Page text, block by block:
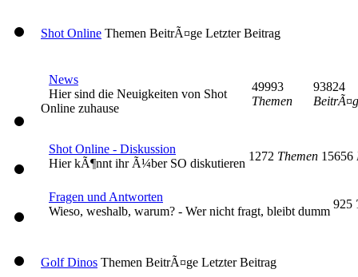
Shot Online Themen BeitrÃ¤ge Letzter Beitrag
News
Hier sind die Neuigkeiten von Shot
Online zuhause
49993
Themen
93824
Shot Online - Diskussion
Hier kÃ¶nnt ihr Ã¼ber SO diskutieren
1272 Themen 15656
Fragen und Antworten
Wieso, weshalb, warum? - Wer nicht fragt, bleibt dumm
925
Golf Dinos Themen BeitrÃ¤ge Letzter Beitrag